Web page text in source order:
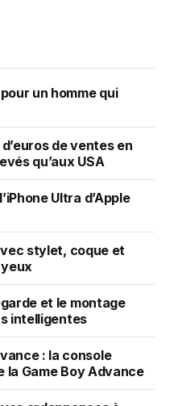
un homme qui
de ventes en
qu’aux USA
Ultra d’Apple
stylet, coque et
et le montage
intelligentes
: la console
Game Boy Advance